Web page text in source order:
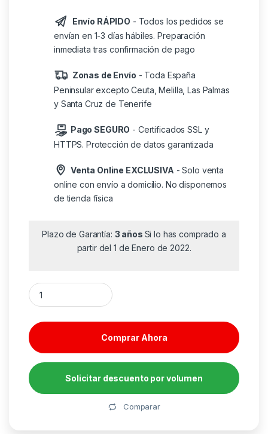
Envío RÁPIDO - Todos los pedidos se
envían en 1-3 días hábiles. Preparación
inmediata tras confirmación de pago
Zonas de Envío - Toda España
Peninsular excepto Ceuta, Melilla, Las Palmas
y Santa Cruz de Tenerife
Pago SEGURO - Certificados SSL y
HTTPS. Protección de datos garantizada
Venta Online EXCLUSIVA - Solo venta
online con envío a domicilio. No disponemos
de tienda física
Plazo de Garantía: 3 años Si lo has comprado a
partir del 1 de Enero de 2022.
Radio Portátil Sunstech RPDS32BL/ con Batería/ Negra y Azul
Comprar Ahora
Solicitar descuento por volumen
Comparar